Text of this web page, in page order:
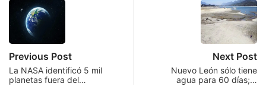
Previous Post
La NASA identificó 5 mil
planetas fuera del…
Next Post
Nuevo León sólo tiene
agua para 60 días;…